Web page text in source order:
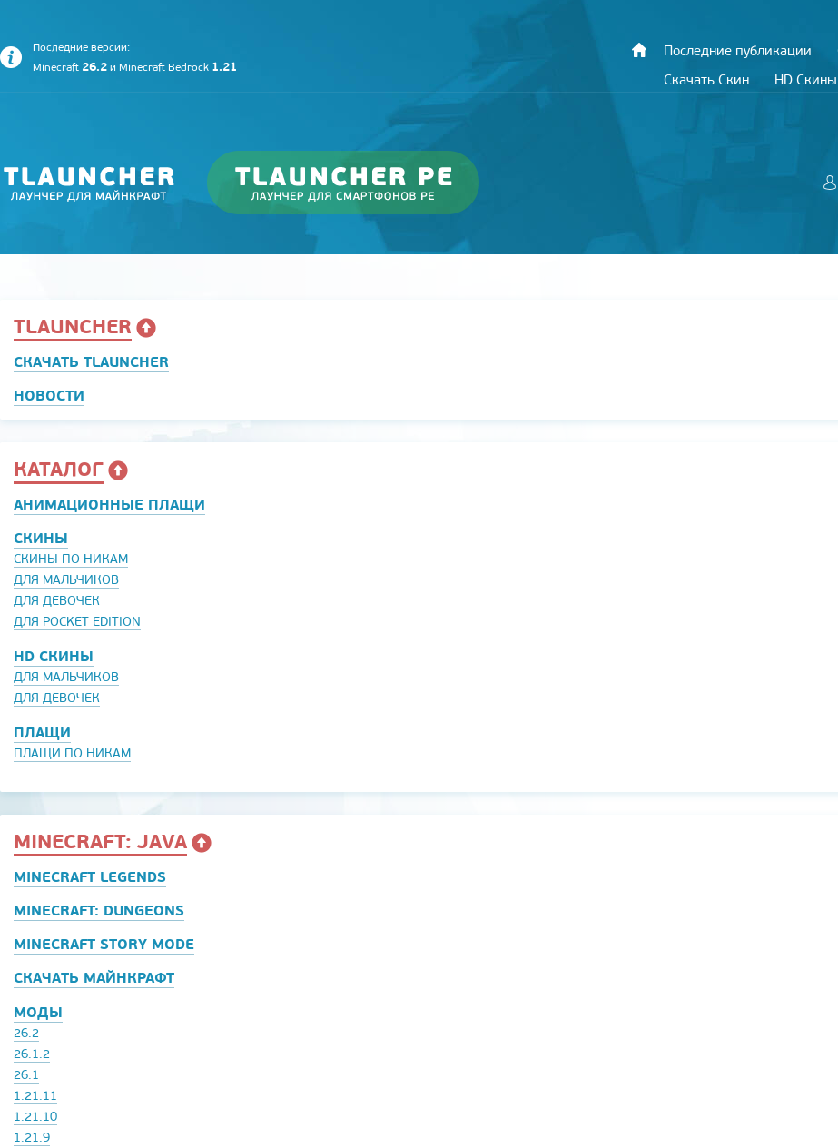
Последние версии:
Minecraft 26.2 и Minecraft Bedrock 1.21
Последние публикации
Скачать Скин
HD Скины
TLAUNCHER
СКАЧАТЬ TLAUNCHER
НОВОСТИ
КАТАЛОГ
АНИМАЦИОННЫЕ ПЛАЩИ
СКИНЫ
СКИНЫ ПО НИКАМ
ДЛЯ МАЛЬЧИКОВ
ДЛЯ ДЕВОЧЕК
ДЛЯ POCKET EDITION
HD СКИНЫ
ДЛЯ МАЛЬЧИКОВ
ДЛЯ ДЕВОЧЕК
ПЛАЩИ
ПЛАЩИ ПО НИКАМ
MINECRAFT: JAVA
MINECRAFT LEGENDS
MINECRAFT: DUNGEONS
MINECRAFT STORY MODE
СКАЧАТЬ МАЙНКРАФТ
МОДЫ
26.2
26.1.2
26.1
1.21.11
1.21.10
1.21.9